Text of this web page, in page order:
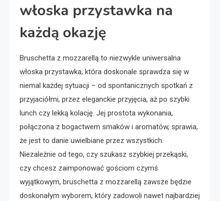
włoska przystawka na
każdą okazję
Bruschetta z mozzarellą to niezwykle uniwersalna
włoska przystawka, która doskonale sprawdza się w
niemal każdej sytuacji – od spontanicznych spotkań z
przyjaciółmi, przez eleganckie przyjęcia, aż po szybki
lunch czy lekką kolację. Jej prostota wykonania,
połączona z bogactwem smaków i aromatów, sprawia,
że jest to danie uwielbiane przez wszystkich.
Niezależnie od tego, czy szukasz szybkiej przekąski,
czy chcesz zaimponować gościom czymś
wyjątkowym, bruschetta z mozzarellą zawsze będzie
doskonałym wyborem, który zadowoli nawet najbardziej